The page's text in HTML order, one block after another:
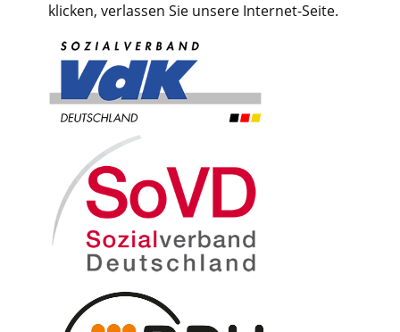
klicken, verlassen Sie unsere Internet-Seite.